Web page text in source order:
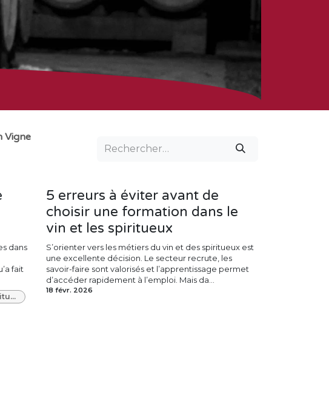
Vigne
dans
fait
Formation Conseiller Commercial Vins et Spiritueux
5 erreurs à éviter avant de
choisir une formation dans le
vin et les spiritueux
S’orienter vers les métiers du vin et des spiritueux est
une excellente décision. Le secteur recrute, les
savoir-faire sont valorisés et l’apprentissage permet
d’accéder rapidement à l’emploi. Mais da...
18 févr. 2026